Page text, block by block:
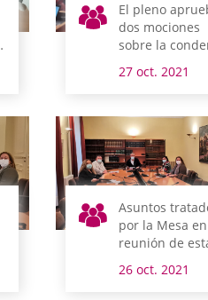
El pleno
dos mociones
sobre la
violencia y la
Berganzo
27 oct. 2021
Asuntos
por la Mesa
reunión de
26 oct. 2021